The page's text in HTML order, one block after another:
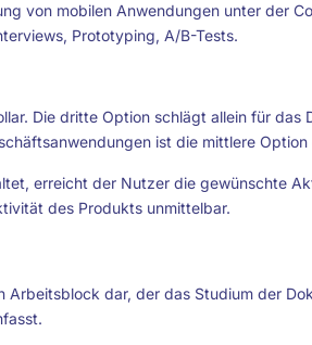
von mobilen Anwendungen unter der
Prototyping, A/B-Tests.
Die dritte Option schlägt allein für das
ist die mittlere Option
erreicht der Nutzer die gewünschte
des Produkts unmittelbar.
dar, der das Studium der